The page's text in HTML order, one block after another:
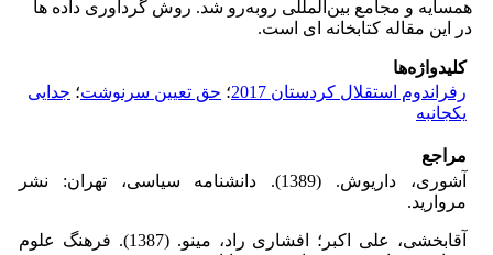
همسایه و مجامع بین‌المللی روبه‌رو شد. روش گردآوری داده ها
در این مقاله کتابخانه ای است.
کلیدواژه‌ها
رفراندوم استقلال کردستان 2017
؛ حق تعیین سرنوشت؛ جدایی
یکجانبه
مراجع
آشوری، داریوش. (1389). دانشنامه سیاسی، تهران: نشر
مروارید.
آقابخشی، علی اکبر؛ افشاری راد، مینو. (1387). فرهنگ علوم